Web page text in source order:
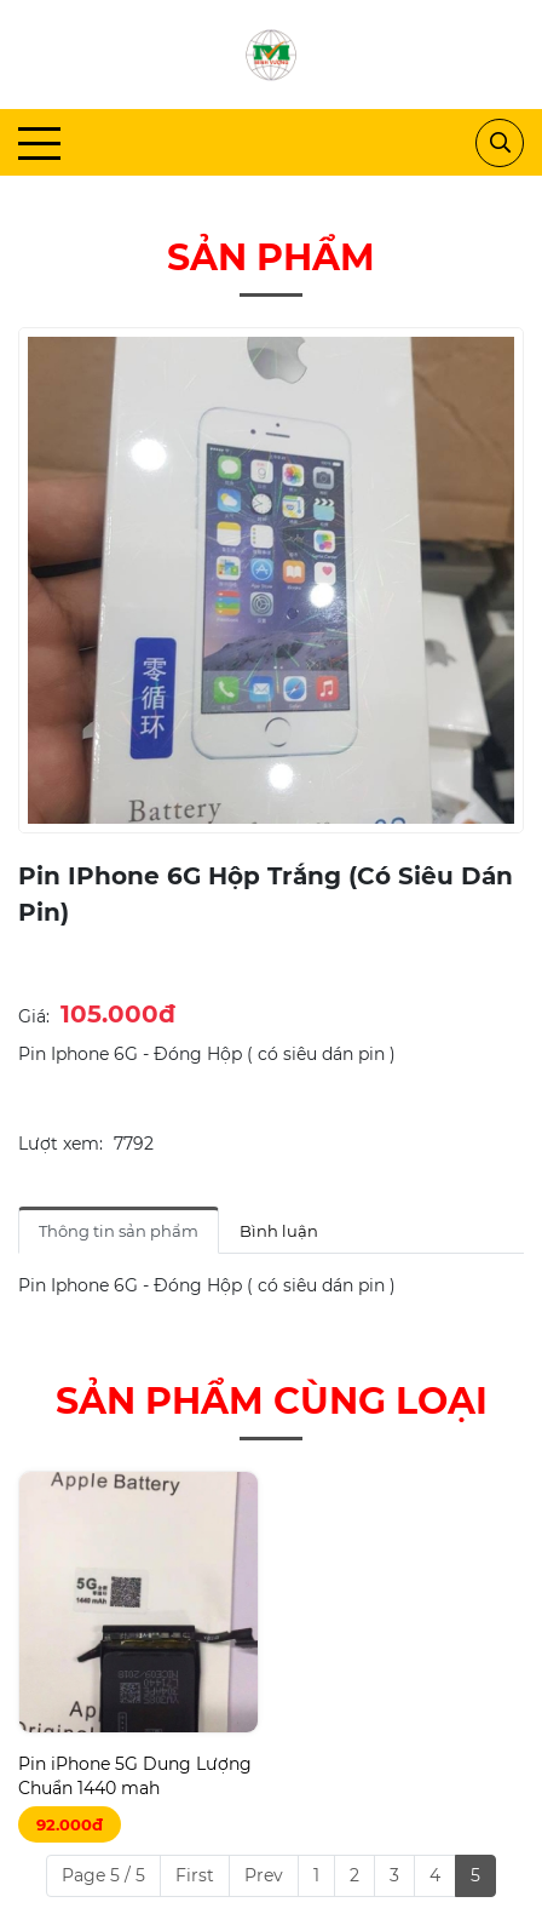
SẢN PHẨM
Pin IPhone 6G Hộp Trắng (có Siêu Dán
Pin)
Giá: 105.000đ
Pin Iphone 6G - Đóng Hộp ( có siêu dán pin )
Lượt xem: 7792
Thông tin sản phẩm Bình luận
Pin Iphone 6G - Đóng Hộp ( có siêu dán pin )
SẢN PHẨM CÙNG LOẠI
Pin iPhone 5G Dung Lượng
Chuẩn 1440 mah
92.000đ
Page 5 / 5 First Prev 1 2 3 4 5